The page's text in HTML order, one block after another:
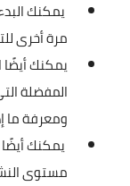
يمكنك
مرة أخرى
المفضلة
ومعرفة ما
مستوى